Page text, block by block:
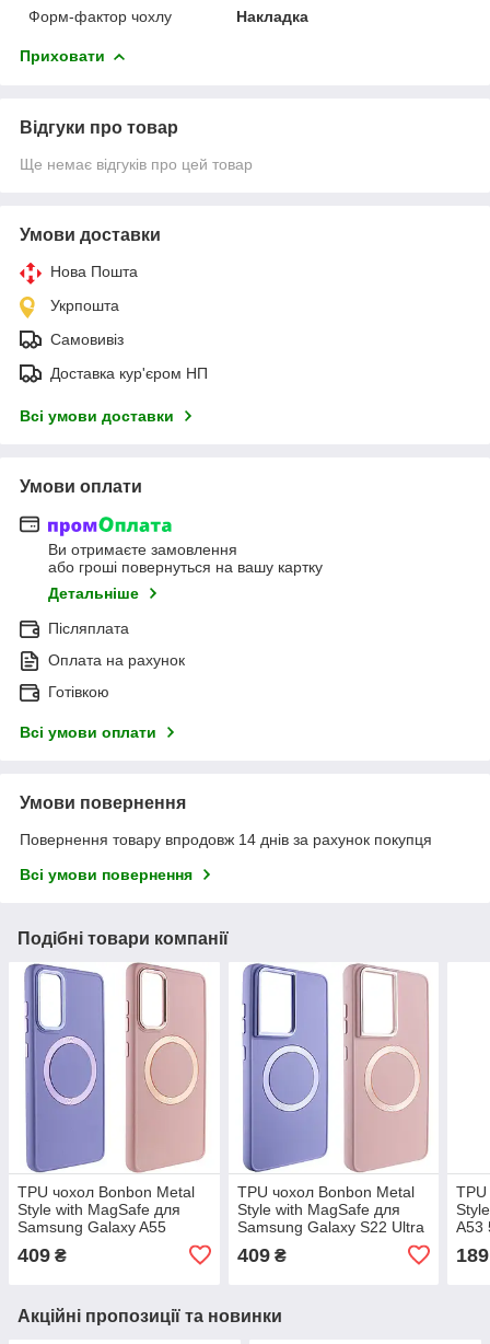
Форм-фактор чохлу
Накладка
Приховати
Відгуки про товар
Ще немає відгуків про цей товар
Умови доставки
Нова Пошта
Укрпошта
Самовивіз
Доставка кур'єром НП
Всі умови доставки
Умови оплати
Ви отримаєте замовлення
або гроші повернуться на вашу картку
Детальніше
Післяплата
Оплата на рахунок
Готівкою
Всі умови оплати
Умови повернення
Повернення товару впродовж 14 днів за рахунок покупця
Всі умови повернення
Подібні товари компанії
TPU чохол Bonbon Metal
Style with MagSafe для
Samsung Galaxy A55
409 ₴
TPU чохол Bonbon Metal
Style with MagSafe для
Samsung Galaxy S22 Ultra
409₴
A53
189
Акційні пропозиції та новинки